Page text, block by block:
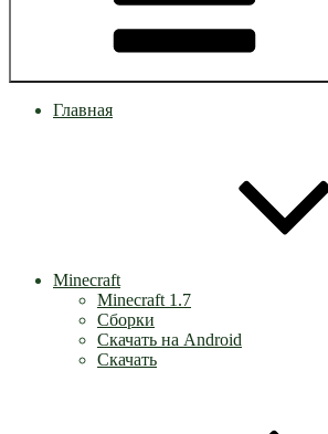
Главная
Minecraft
Minecraft 1.7
Сборки
Скачать на Android
Скачать